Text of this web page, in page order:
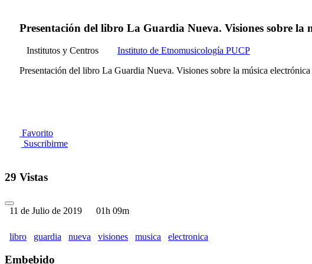
Presentación del libro La Guardia Nueva. Visiones sobre la
Institutos y Centros
Instituto de Etnomusicología PUCP
Presentación del libro La Guardia Nueva. Visiones sobre la música electrónica
Favorito
Suscribirme
29 Vistas
11 de Julio de 2019 01h 09m
libro guardia nueva visiones musica electronica
Embebido